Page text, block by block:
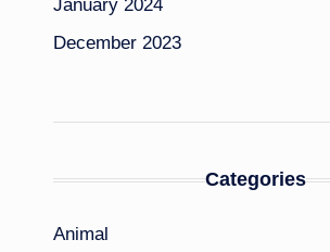
January 2024
December 2023
Categories
Animal